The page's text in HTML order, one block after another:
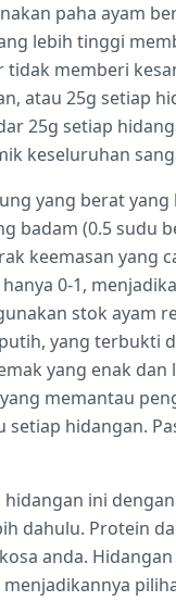
paha ayam
lebih tinggi
memberi
atau 25g setiap
25g setiap
keseluruhan
yang berat
badam (0.5 sudu
keemasan yang
0-1,
stok ayam
yang terbukti
yang enak
memantau
hidangan.
ini
dahulu. Protein
anda.